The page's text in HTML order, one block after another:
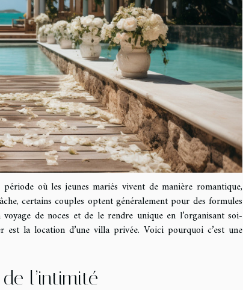
où les jeunes mariés vivent de manière romantique,
certains couples optent généralement pour des formules
de noces et de le rendre unique en l’organisant soi-
est la location d’une villa privée. Voici pourquoi c’est une
l’intimité